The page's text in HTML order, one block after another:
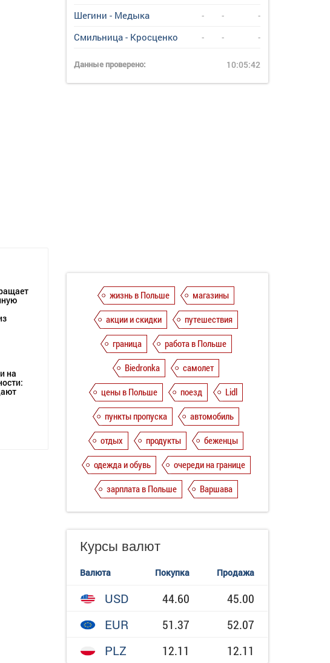
на
Шегини - Медыка
- -
-
Смильница - Кросценко
- - -
Данные проверено: 10:05:42
жизнь в Польше
магазины
акции и скидки
путешествия
граница
работа в Польше
Biedronka
самолет
цены в Польше
поезд
Lidl
пункты пропуска
автомобиль
отдых
продукты
беженцы
одежда и обувь
очереди на границе
зарплата в Польше
Варшава
Курсы валют
Валюта Покупка Продажа
USD 44.60
45.00
EUR
51.37
52.07
PLZ
12.11 12.11